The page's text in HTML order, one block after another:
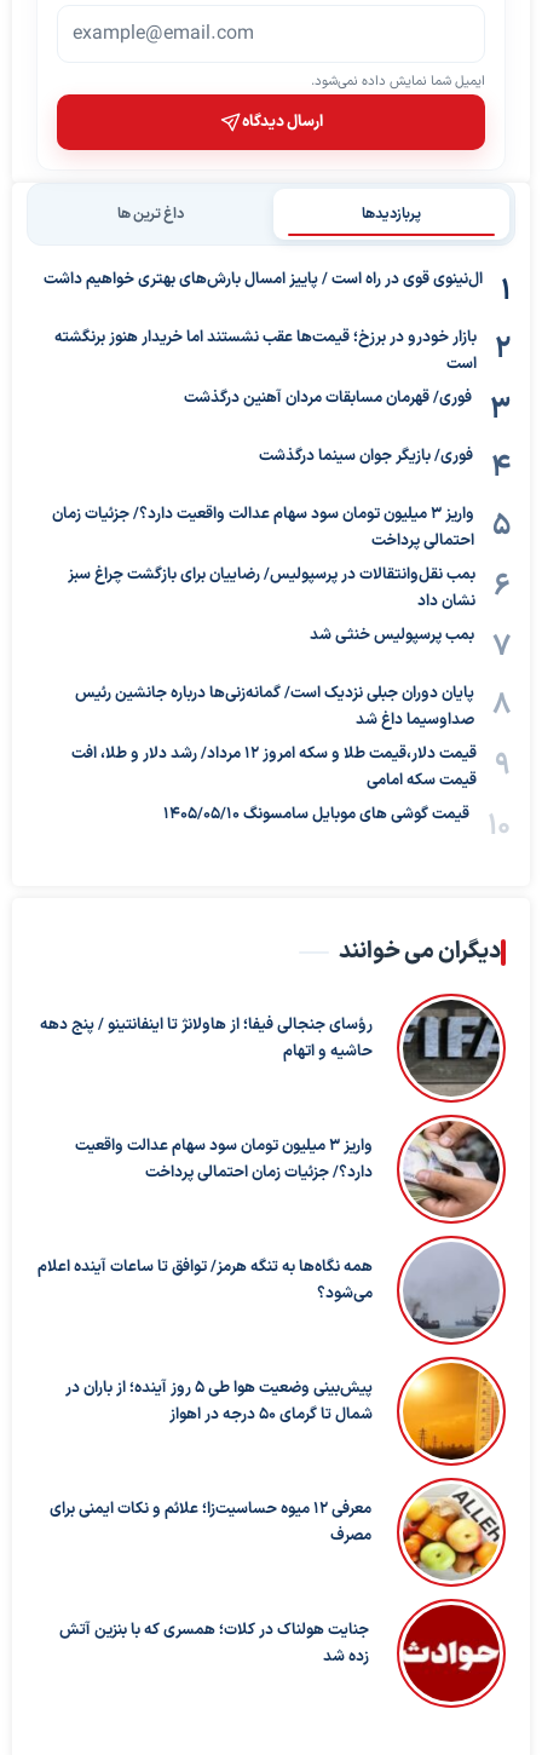
ایمیل شما نمایش داده نمی‌شود.
ارسال دیدگاه
پربازدیدها داغ ترین ها
ال‌نینوی قوی در راه است / پاییز امسال بارش‌های بهتری خواهیم داشت
بازار خودرو در برزخ؛ قیمت‌ها عقب نشستند اما خریدار هنوز برنگشته
است
فوری/ قهرمان مسابقات مردان آهنین درگذشت
فوری/ بازیگر جوان سینما درگذشت
واریز ۳ میلیون تومان سود سهام عدالت واقعیت دارد؟/ جزئیات زمان
احتمالی پرداخت
بمب نقل‌وانتقالات در پرسپولیس/ رضاییان برای بازگشت چراغ سبز
نشان داد
بمب پرسپولیس خنثی شد
پایان دوران جبلی نزدیک است/ گمانه‌زنی‌ها درباره جانشین رئیس
صداوسیما داغ شد
قیمت دلار،قیمت طلا و سکه امروز ۱۲ مرداد/ رشد دلار و طلا، افت
قیمت سکه امامی
قیمت گوشی های موبایل سامسونگ 1405/05/10
دیگران می خوانند
رؤسای جنجالی فیفا؛ از هاولانژ تا اینفانتینو / پنج دهه
حاشیه و اتهام
واریز ۳ میلیون تومان سود سهام عدالت واقعیت
دارد؟/ جزئیات زمان احتمالی پرداخت
همه نگاه‌ها به تنگه هرمز/ توافق تا ساعات آینده اعلام
می‌شود؟
پیش‌بینی وضعیت هوا طی ۵ روز آینده؛ از باران در
شمال تا گرمای ۵۰ درجه در اهواز
معرفی ۱۲ میوه حساسیت‌زا؛ علائم و نکات ایمنی برای
مصرف
جنایت هولناک در کلات؛ همسری که با بنزین آتش
زده شد